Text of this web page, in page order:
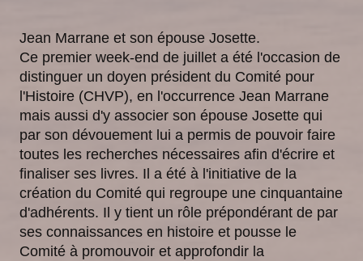
Jean Marrane et son épouse Josette.
Ce premier week-end de juillet a été l'occasion de
distinguer un doyen président du Comité pour
l'Histoire (CHVP), en l'occurrence Jean Marrane
mais aussi d'y associer son épouse Josette qui
par son dévouement lui a permis de pouvoir faire
toutes les recherches nécessaires afin d'écrire et
finaliser ses livres. Il a été à l'initiative de la
création du Comité qui regroupe une cinquantaine
d'adhérents. Il y tient un rôle prépondérant de par
ses connaissances en histoire et pousse le
Comité à promouvoir et approfondir la